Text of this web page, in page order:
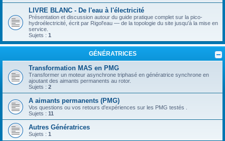
LIVRE BLANC - De l'eau à l'électricité
Présentation et discussion autour du guide pratique complet sur la pico-
hydroélectricité, écrit par Rigol'eau — de la topologie du site jusqu'à la mise en
service.
Sujets : 1
GÉNÉRATRICES
Transformation MAS en PMG
Transformer un moteur asynchrone triphasé en génératrice synchrone en
ajoutant des aimants permanents au rotor.
Sujets : 2
A aimants permanents (PMG)
Vos questions ou vos retours d'expériences sur les PMG testés .
Sujets : 11
Autres Génératrices
Sujets : 1